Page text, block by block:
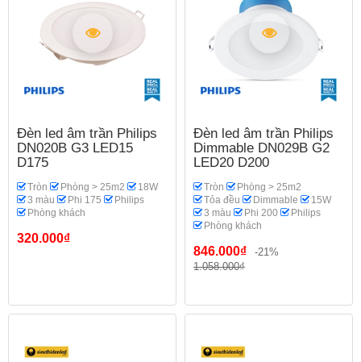
Đèn led âm trần Philips
DN020B G3 LED15
D175
Tròn Phòng > 25m2
18W
3 màu
Phi 175
Philips
Phòng khách
320.000₫
Đèn led âm trần Philips
Dimmable DN029B G2
LED20 D200
Tròn
Phòng > 25m2
Tỏa đều
Dimmable
15W
3 màu
Phi 200
Philips
Phòng khách
846.000₫
-21%
1.058.000₫